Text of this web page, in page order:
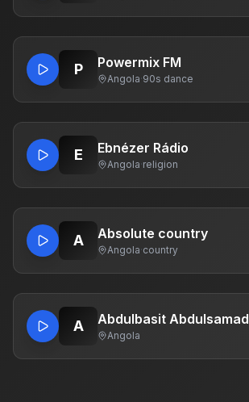
P Powermix FM
Angola·90s dance
E Ebnézer Rádio
Angola·religion
A Absolute country
Angola·country
A Abdulbasit Abdulsamad
Angola